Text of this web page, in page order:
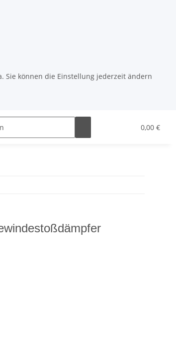
Sie können die Einstellung jederzeit ändern
0,00 €
KW